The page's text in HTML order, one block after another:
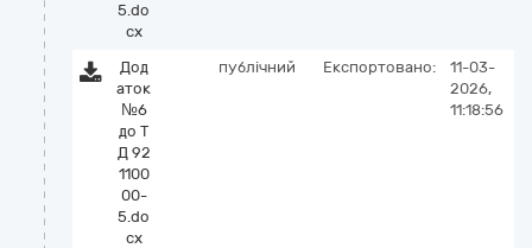
5.do
cx
Дод
аток
№6
до Т
Д 92
1100
00-
5.do
cx
публічний Експортовано:
11-03-
2026,
11:18:56